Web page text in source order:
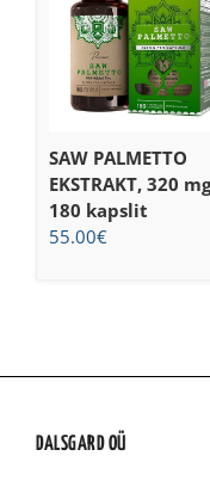
SAW PALMETTO
EKSTRAKT, 320
180 kapslit
55.00€
DALSGARD OÜ